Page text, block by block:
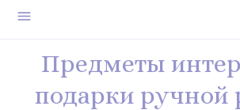
menu
Предметы
подарки ручной